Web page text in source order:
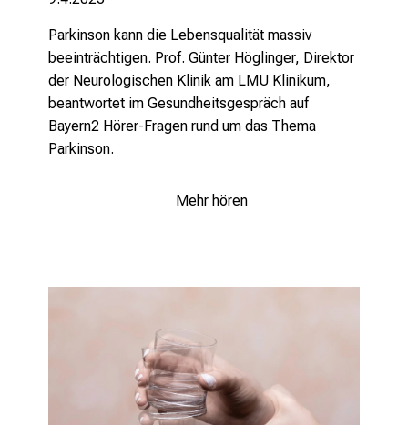
Parkinson kann die Lebensqualität massiv
beeinträchtigen. Prof. Günter Höglinger, Direktor
der Neurologischen Klinik am LMU Klinikum,
beantwortet im Gesundheitsgespräch auf
Bayern2 Hörer-Fragen rund um das Thema
Parkinson.
Mehr hören